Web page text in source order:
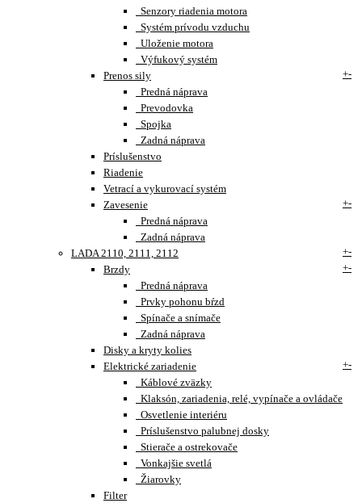
Senzory riadenia motora
Systém prívodu vzduchu
Uloženie motora
Výfukový systém
Prenos sily
+-
Predná náprava
Prevodovka
Spojka
Zadná náprava
Príslušenstvo
Riadenie
Vetrací a vykurovací systém
Zavesenie
+-
Predná náprava
Zadná náprava
LADA 2110, 2111, 2112
+-
Brzdy
+-
Predná náprava
Prvky pohonu bŕzd
Spínače a snímače
Zadná náprava
Disky a kryty kolies
Elektrické zariadenie
+-
Káblové zväzky
Klaksón, zariadenia, relé, vypínače a ovládače
Osvetlenie interiéru
Príslušenstvo palubnej dosky
Stierače a ostrekovače
Vonkajšie svetlá
Žiarovky
Filter